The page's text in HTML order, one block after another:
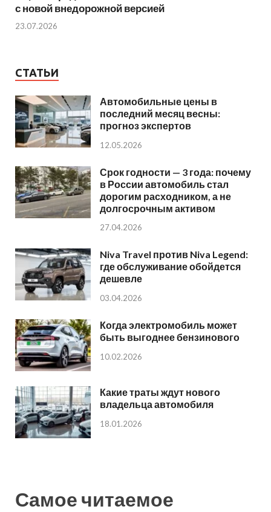
с новой внедорожной версией
23.07.2026
СТАТЬИ
Автомобильные цены в
последний месяц весны:
прогноз экспертов
12.05.2026
Срок годности — 3 года: почему
в России автомобиль стал
дорогим расходником, а не
долгосрочным активом
27.04.2026
Niva Travel против Niva Legend:
где обслуживание обойдется
дешевле
03.04.2026
Когда электромобиль может
быть выгоднее бензинового
10.02.2026
Какие траты ждут нового
владельца автомобиля
18.01.2026
Самое читаемое